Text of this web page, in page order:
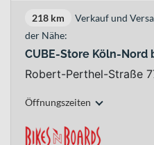
218 km
Verkauf und
der Nähe:
CUBE-Store Köln-Nord
Robert-Perthel-Straße
Öffnungszeiten